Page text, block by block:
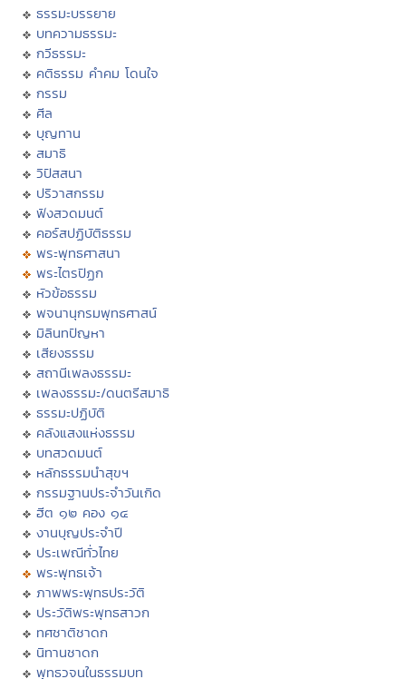
ธรรมะบรรยาย
บทความธรรมะ
กวีธรรมะ
คติธรรม คำคม โดนใจ
กรรม
ศีล
บุญทาน
สมาธิ
วิปัสสนา
ปริวาสกรรม
ฟังสวดมนต์
คอร์สปฏิบัติธรรม
พระพุทธศาสนา
พระไตรปิฏก
หัวข้อธรรม
พจนานุกรมพุทธศาสน์
มิลินทปัญหา
เสียงธรรม
สถานีเพลงธรรมะ
เพลงธรรมะ/ดนตรีสมาธิ
ธรรมะปฏิบัติ
คลังแสงแห่งธรรม
บทสวดมนต์
หลักธรรมนำสุขฯ
กรรมฐานประจำวันเกิด
ฮีต ๑๒ คอง ๑๔
งานบุญประจำปี
ประเพณีทั่วไทย
พระพุทธเจ้า
ภาพพระพุทธประวัติ
ประวัติพระพุทธสาวก
ทศชาติชาดก
นิทานชาดก
พุทธวจนในธรรมบท